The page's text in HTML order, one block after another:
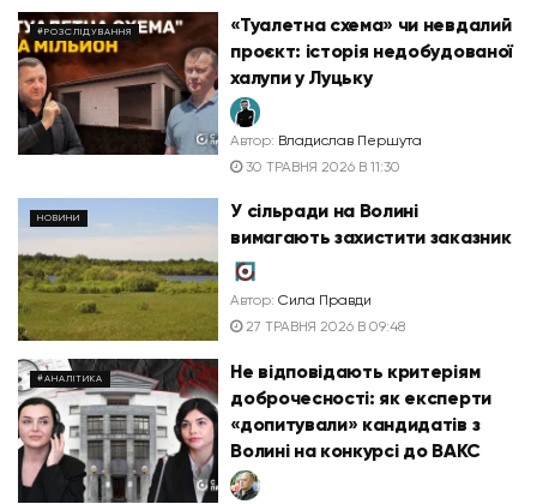
#РОЗСЛІДУВАННЯ
«Туалетна схема» чи невдалий
проєкт: історія недобудованої
халупи у Луцьку
Автор: Владислав Першута
30 ТРАВНЯ 2026 В 11:30
НОВИНИ
У сільради на Волині
вимагають захистити заказник
Автор: Сила Правди
27 ТРАВНЯ 2026 В 09:48
#АНАЛІТИКА
Не відповідають критеріям
доброчесності: як експерти
«допитували» кандидатів з
Волині на конкурсі до ВАКС